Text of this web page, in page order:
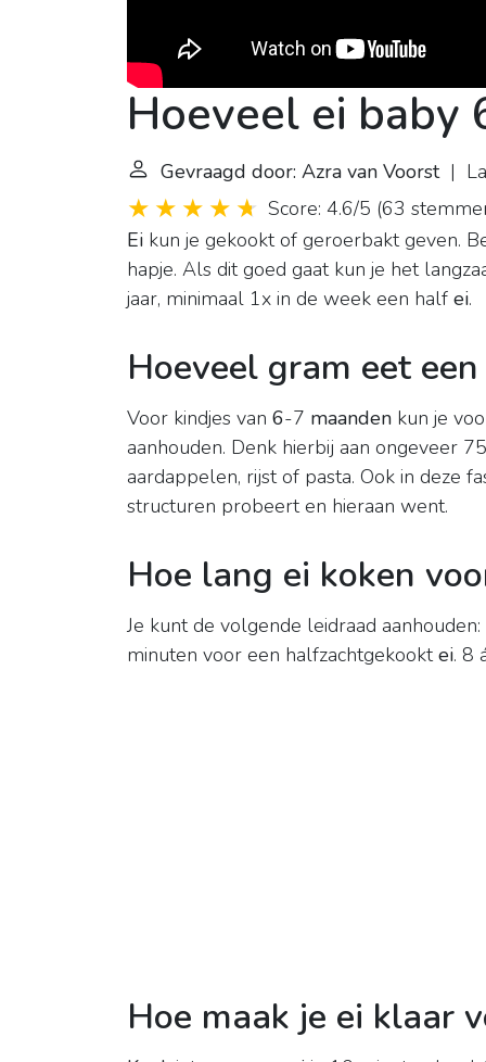
Hoeveel ei baby
Gevraagd door: Azra van Voorst|
Score: 4.6/5 (63
Ei kun je gekookt of geroerbakt geven.
hapje. Als dit goed gaat kun je het
jaar, minimaal 1x in de week een half ei.
Hoeveel gram eet
Voor kindjes van 6-7 maanden kun je
aanhouden. Denk hierbij aan ongeveer
aardappelen, rijst of pasta. Ook in deze
structuren probeert en hieraan went.
Hoe lang ei koken
Je kunt de volgende leidraad
minuten voor een halfzachtgekooktei. 8
Hoe maak je ei klaar